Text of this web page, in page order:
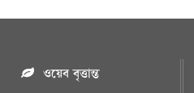
ওয়েব বৃত্তান্ত